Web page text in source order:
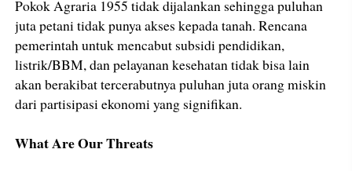
Pokok Agraria 1955 tidak dijalankan sehingga puluhan
juta petani tidak punya akses kepada tanah. Rencana
pemerintah untuk mencabut subsidi pendidikan,
listrik/BBM, dan pelayanan kesehatan tidak bisa lain
akan berakibat tercerabutnya puluhan juta orang miskin
dari partisipasi ekonomi yang signifikan.
What Are Our Threats